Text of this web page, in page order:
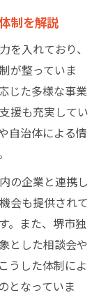
制を解説
を入れており、
が整っていま
じた多様な事業
援も充実してい
自治体による情
の企業と連携し
会も提供されて
。また、堺市独
とした相談会や
うした体制によ
となっていま